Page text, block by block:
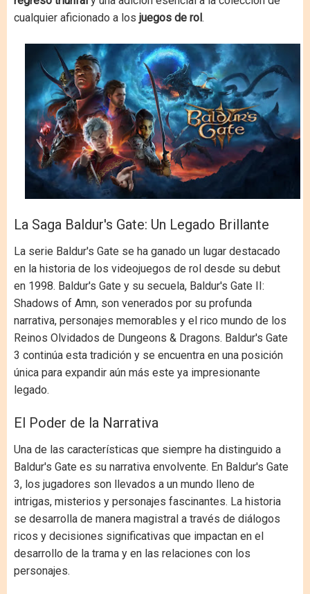
cualquier aficionado a los juegos de rol.
La Saga Baldur's Gate: Un Legado Brillante
La serie Baldur's Gate se ha ganado un lugar destacado
en la historia de los videojuegos de rol desde su debut
en 1998. Baldur's Gate y su secuela, Baldur's Gate II:
Shadows of Amn, son venerados por su profunda
narrativa, personajes memorables y el rico mundo de los
Reinos Olvidados de Dungeons & Dragons. Baldur's Gate
3 continúa esta tradición y se encuentra en una posición
única para expandir aún más este ya impresionante
legado.
El Poder de la Narrativa
Una de las características que siempre ha distinguido a
Baldur's Gate es su narrativa envolvente. En Baldur's Gate
3, los jugadores son llevados a un mundo lleno de
intrigas, misterios y personajes fascinantes. La historia
se desarrolla de manera magistral a través de diálogos
ricos y decisiones significativas que impactan en el
desarrollo de la trama y en las relaciones con los
personajes.